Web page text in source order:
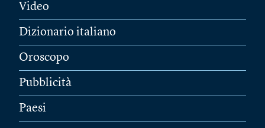
Video
Dizionario italiano
Oroscopo
Pubblicità
Paesi